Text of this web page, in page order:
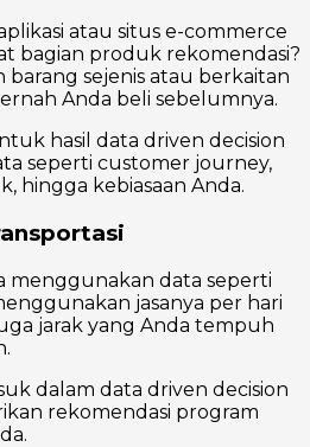
atau situs e-commerce
bagian produk rekomendasi?
sejenis atau berkaitan
Anda beli sebelumnya.
hasil data driven decision
seperti customer journey,
hingga kebiasaan Anda.
menggunakan data seperti
jasanya per hari
jarak yang Anda tempuh
dalam data driven decision
rekomendasi program